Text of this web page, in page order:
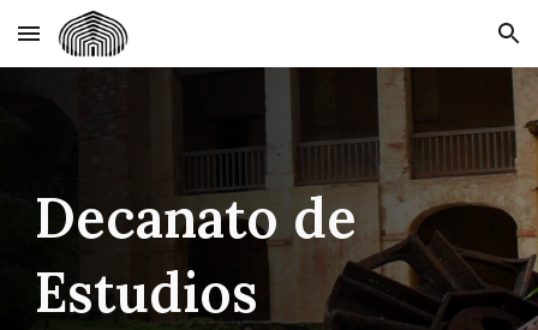
Skip to main content Skip to navigation
Decanato de
Estudios